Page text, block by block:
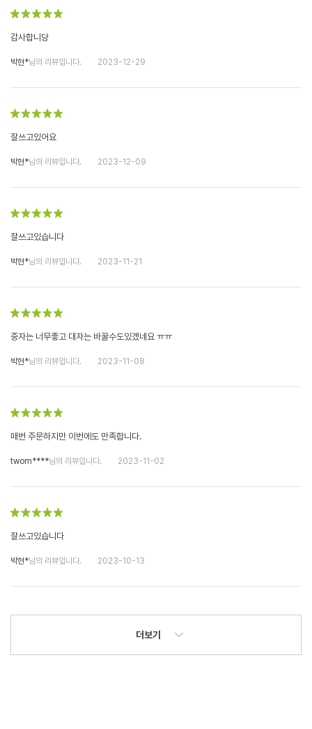
감사합니당
박현*님의 리뷰입니다. 2023-12-29
잘쓰고있어요
박현*님의 리뷰입니다. 2023-12-09
잘쓰고있습니다
박현*님의 리뷰입니다. 2023-11-21
중자는 너무좋고 대자는 바꿀수도있곘네요 ㅠㅠ
박현*님의 리뷰입니다. 2023-11-08
매번 주문하지만 이번에도 만족합니다.
twom****님의 리뷰입니다. 2023-11-02
잘쓰고있습니다
박현*님의 리뷰입니다. 2023-10-13
더보기